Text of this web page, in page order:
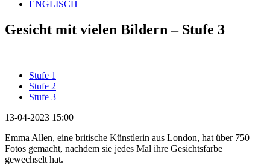
ENGLISCH
Gesicht mit vielen Bildern – Stufe 3
Stufe 1
Stufe 2
Stufe 3
13-04-2023 15:00
Emma Allen, eine britische Künstlerin aus London, hat über 750
Fotos gemacht, nachdem sie jedes Mal ihre Gesichtsfarbe
gewechselt hat.